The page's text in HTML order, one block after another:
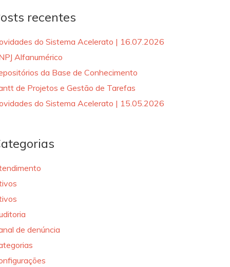
recentes
do Sistema Acelerato | 16.07.2026
Alfanumérico
da Base de Conhecimento
de Projetos e Gestão de Tarefas
do Sistema Acelerato | 15.05.2026
de denúncia